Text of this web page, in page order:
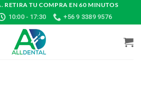
RETIRA TU COMPRA EN 60 MINUTOS
10:00 - 17:30 +56 9 3389 9576